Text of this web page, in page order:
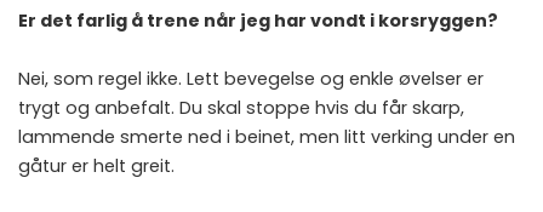
Er det farlig å trene når jeg har vondt i korsryggen?
Nei, som regel ikke. Lett bevegelse og enkle øvelser er
trygt og anbefalt. Du skal stoppe hvis du får skarp,
lammende smerte ned i beinet, men litt verking under en
gåtur er helt greit.